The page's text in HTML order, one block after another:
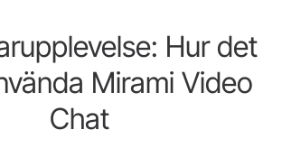
Hur det
Mirami Video
Chat